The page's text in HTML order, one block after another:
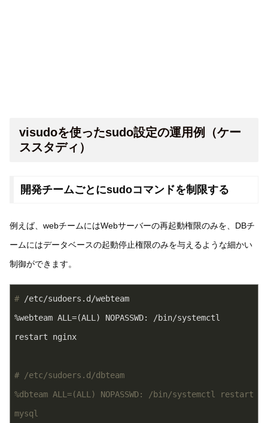
visudoを使ったsudo設定の運用例（ケー
ススタディ）
開発チームごとにsudoコマンドを制限する
例えば、webチームにはWebサーバーの再起動権限のみを、DBチ
ームにはデータベースの起動停止権限のみを与えるような細かい
制御ができます。
# /etc/sudoers.d/webteam
%webteam ALL=(ALL) NOPASSWD: /bin/systemctl
restart nginx
# /etc/sudoers.d/dbteam
%dbteam ALL=(ALL) NOPASSWD: /bin/systemctl restart
mysql